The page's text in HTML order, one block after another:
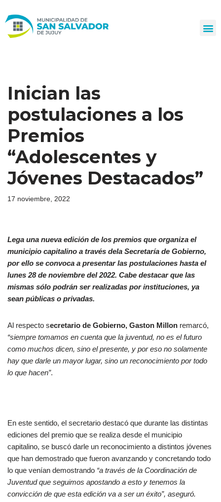
al
Inician las
postulaciones a los
Premios
“Adolescentes y
Jóvenes Destacados”
17 noviembre, 2022
Lega una nueva edición de los premios que organiza el
municipio capitalino a través dela Secretaría de Gobierno,
por ello se convoca a presentar las postulaciones hasta el
lunes 28 de noviembre del 2022. Cabe destacar que las
mismas sólo podrán ser realizadas por instituciones, ya
sean públicas o privadas.
Al respecto secretario de Gobierno, Gaston Millon remarcó,
“siempre tomamos en cuenta que la juventud, no es el futuro
como muchos dicen, sino el presente, y por eso no solamente
hay que darle un mayor lugar, sino un reconocimiento por todo
lo que hacen”.
En este sentido, el secretario destacó que durante las distintas
ediciones del premio que se realiza desde el municipio
capitalino, se buscó darle un reconocimiento a distintos jóvenes
que han demostrado que fueron avanzando y concretando todo
lo que venían demostrando “a través de la Coordinación de
Juventud que seguimos apostando a esto y tenemos la
convicción de que esta edición va a ser un éxito”, aseguró.